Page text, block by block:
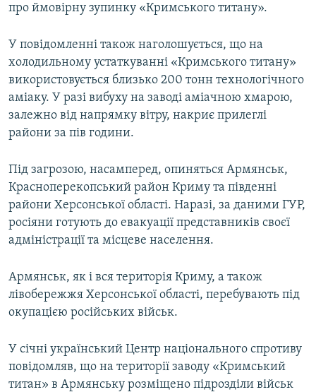
про ймовірну зупинку «Кримського титану».
У повідомленні також наголошується, що на
холодильному устаткуванні «Кримського титану»
використовується близько 200 тонн технологічного
аміаку. У разі вибуху на заводі аміачною хмарою,
залежно від напрямку вітру, накриє прилеглі
райони за пів години.
Під загрозою, насамперед, опиняться Армянськ,
Красноперекопський район Криму та південні
райони Херсонської області. Наразі, за даними ГУР,
росіяни готують до евакуації представників своєї
адміністрації та місцеве населення.
Армянськ, як і вся територія Криму, а також
лівобережжя Херсонської області, перебувають під
окупацією російських військ.
У січні український Центр національного спротиву
повідомляв, що на території заводу «Кримський
титан» в Армянську розміщено підрозділи військ